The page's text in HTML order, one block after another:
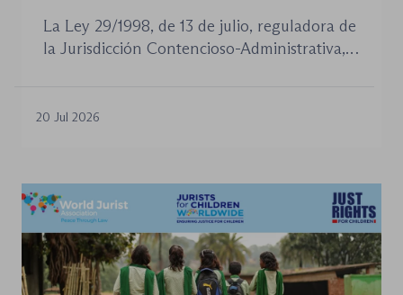
La Ley 29/1998, de 13 de julio, reguladora de
la Jurisdicción Contencioso-Administrativa,
aprobadas en los últimos años no han
tramitación de los procedimientos como en
la organización de los órganos […]
20 Jul 2026